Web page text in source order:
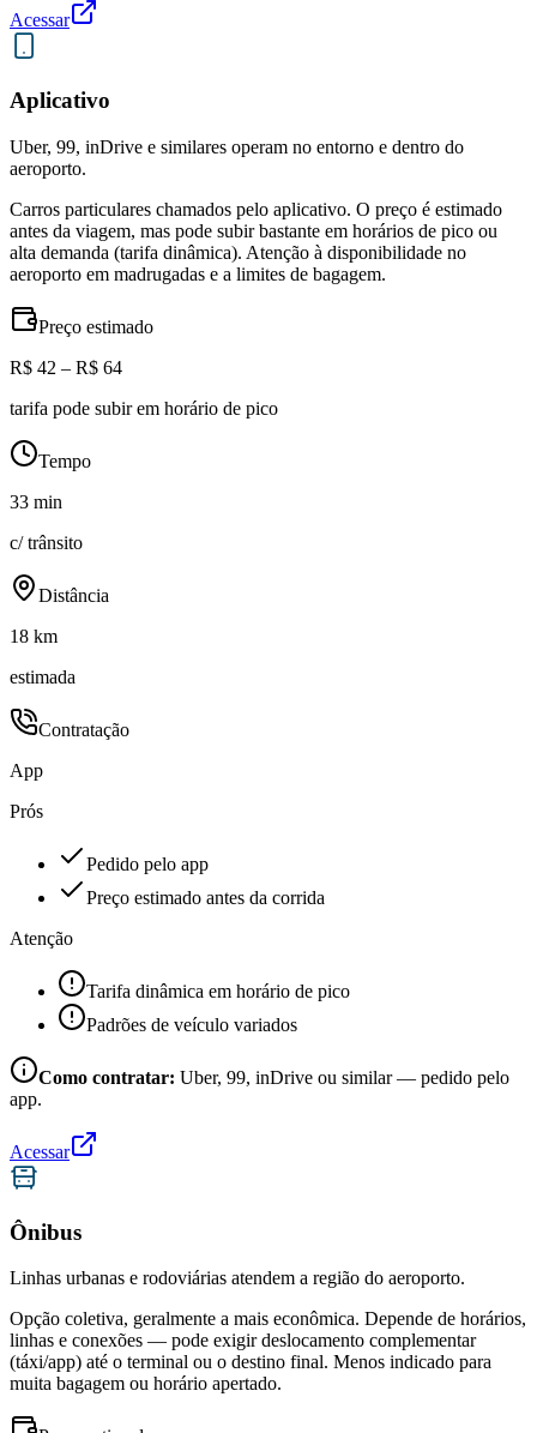
Acessar
Aplicativo
Uber, 99, inDrive e similares operam no entorno e dentro do
aeroporto.
Carros particulares chamados pelo aplicativo. O preço é estimado
antes da viagem, mas pode subir bastante em horários de pico ou
alta demanda (tarifa dinâmica). Atenção à disponibilidade no
aeroporto em madrugadas e a limites de bagagem.
Preço estimado
R$ 42 – R$ 64
tarifa pode subir em horário de pico
Tempo
33 min
c/ trânsito
Distância
18 km
estimada
Contratação
App
Prós
Pedido pelo app
Preço estimado antes da corrida
Atenção
Tarifa dinâmica em horário de pico
Padrões de veículo variados
Como contratar: Uber, 99, inDrive ou similar — pedido pelo
app.
Acessar
Ônibus
Linhas urbanas e rodoviárias atendem a região do aeroporto.
Opção coletiva, geralmente a mais econômica. Depende de horários,
linhas e conexões — pode exigir deslocamento complementar
(táxi/app) até o terminal ou o destino final. Menos indicado para
muita bagagem ou horário apertado.